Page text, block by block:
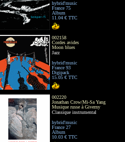
hybrid'music
France 75
Album
11.04 € TTC
002158
Cordes avides
Moon blues
Jazz
hybrid'music
France 93
Digipack
15.05 € TTC
002220
Jonathan Crow/Mi-Sa Yang
Musique russe à Giverny
Classique instrumental
hybrid'music
France 27
Album
10.03 € TTC